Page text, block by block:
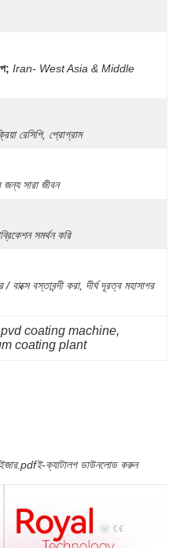
Iran- West Asia & Middle
রেসিপি, প্রোগ্রাম
জন্য সারা জীবন
সমর্থন করি
বাক্সে বস্তাবন্দী করা, দীর্ঘ দূরত্ব মহাসাগর
coating machine,
coating plant
ই-ক্যাটালগ ডাউনলোড করুন